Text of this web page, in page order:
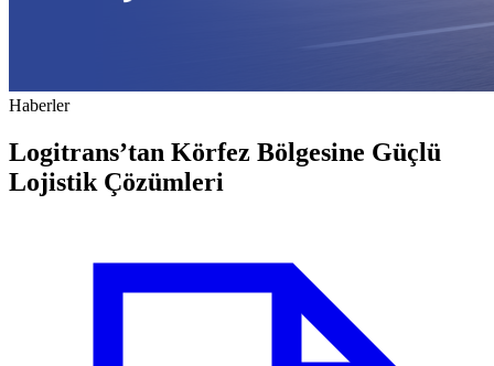
Haberler
Logitrans’tan Körfez Bölgesine Güçlü
Lojistik Çözümleri